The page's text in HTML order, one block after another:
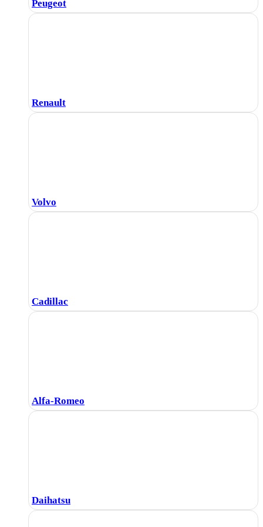
Peugeot
Renault
Volvo
Cadillac
Alfa-Romeo
Daihatsu